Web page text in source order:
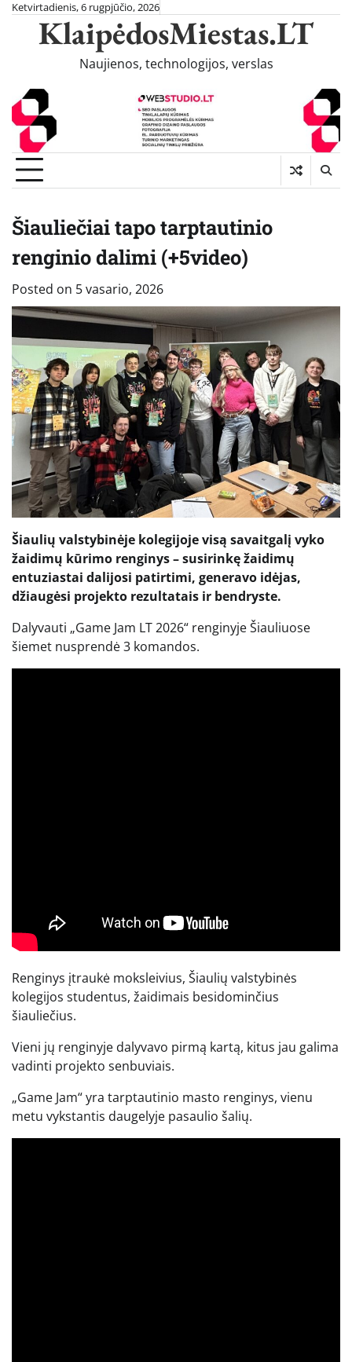
Skip
content
Ketvirtadienis, 6 rugpjūčio, 2026
KlaipėdosMiestas.LT
Naujienos, technologijos, verslas
Šiauliečiai tapo tarptautinio
renginio dalimi (+5video)
Posted on 5 vasario, 2026
Šiaulių valstybinėje kolegijoje visą savaitgalį vyko
žaidimų kūrimo renginys – susirinkę žaidimų
entuziastai dalijosi patirtimi, generavo idėjas,
džiaugėsi projekto rezultatais ir bendryste.
Dalyvauti „Game Jam LT 2026“ renginyje Šiauliuose
šiemet nusprendė 3 komandos.
Renginys įtraukė moksleivius, Šiaulių valstybinės
kolegijos studentus, žaidimais besidominčius
šiauliečius.
Vieni jų renginyje dalyvavo pirmą kartą, kitus jau galima
vadinti projekto senbuviais.
„Game Jam“ yra tarptautinio masto renginys, vienu
metu vykstantis daugelyje pasaulio šalių.